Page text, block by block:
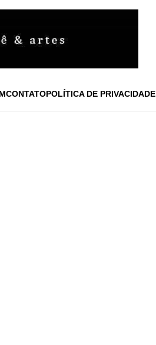
CONTATOPOLÍTICA DE PRIVACIDADE